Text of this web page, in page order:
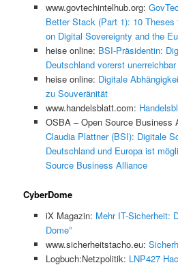
www.govtechintelhub.org:
Better Stack (Part 1): 10
on Digital Sovereignty and the
heise online: BSI-Präsidentin:
Deutschland vorerst unerreichbar
heise online: Digitale
zu Souveränität
www.handelsblatt.com:
OSBA – Open Source Business
Claudia Plattner (BSI): Digitale
Deutschland und Europa ist
Source Business Alliance
CyberDome
iX Magazin: Mehr IT-Sicherheit:
Dome”
www.sicherheitstacho.eu:
Logbuch:Netzpolitik: LNP427